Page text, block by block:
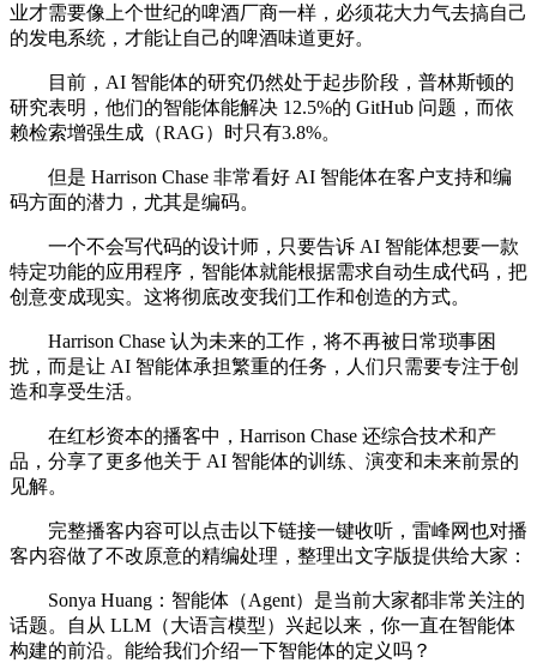
业才需要像上个世纪的啤酒厂商一样，必须花大力气去搞自己
的发电系统，才能让自己的啤酒味道更好。
目前，AI 智能体的研究仍然处于起步阶段，普林斯顿的
研究表明，他们的智能体能解决 12.5%的 GitHub 问题，而依
赖检索增强生成（RAG）时只有3.8%。
但是 Harrison Chase 非常看好 AI 智能体在客户支持和编
码方面的潜力，尤其是编码。
一个不会写代码的设计师，只要告诉 AI 智能体想要一款
特定功能的应用程序，智能体就能根据需求自动生成代码，把
创意变成现实。这将彻底改变我们工作和创造的方式。
Harrison Chase 认为未来的工作，将不再被日常琐事困
扰，而是让 AI 智能体承担繁重的任务，人们只需要专注于创
造和享受生活。
在红杉资本的播客中，Harrison Chase 还综合技术和产
品，分享了更多他关于 AI 智能体的训练、演变和未来前景的
见解。
完整播客内容可以点击以下链接一键收听，雷峰网也对播
客内容做了不改原意的精编处理，整理出文字版提供给大家：
Sonya Huang：智能体（Agent）是当前大家都非常关注的
话题。自从 LLM（大语言模型）兴起以来，你一直在智能体
构建的前沿。能给我们介绍一下智能体的定义吗？